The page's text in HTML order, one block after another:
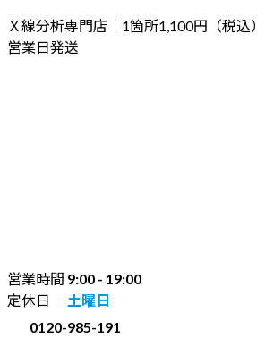
コ
ン
ナ
ビ
Ｘ線分析専門店｜1箇所1,100円（税込
営業日発送
営業時間 9:00 - 19:00
定休日 土曜日
0120-985-191